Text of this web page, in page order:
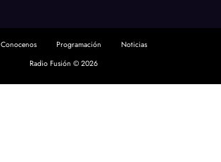
Conocenos Programación
Noticias
Radio Fusión © 2026